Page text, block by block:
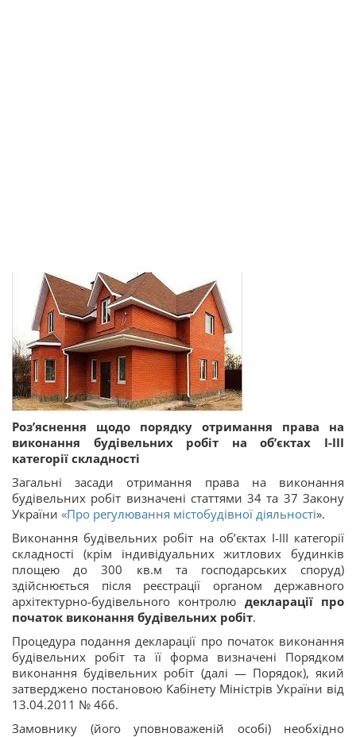
Роз’яснення щодо порядку отримання права на
виконання будівельних робіт на об’єктах І-ІІІ
категорії складності
Загальні засади отримання права на виконання
будівельних робіт визначені статтями 34 та 37 Закону
України «Про регулювання містобудівної діяльності».
Виконання будівельних робіт на об’єктах І-ІІІ категорії
складності (крім індивідуальних житлових будинків
площею до 300 кв.м та господарських споруд)
здійснюється після реєстрації органом державного
архітектурно-будівельного контролю декларації про
початок виконання будівельних робіт.
Процедура подання декларації про початок виконання
будівельних робіт та її форма визначені Порядком
виконання будівельних робіт (далі — Порядок), який
затверджено постановою Кабінету Міністрів України від
13.04.2011 № 466.
Замовнику (його уповноваженій особі) необхідно